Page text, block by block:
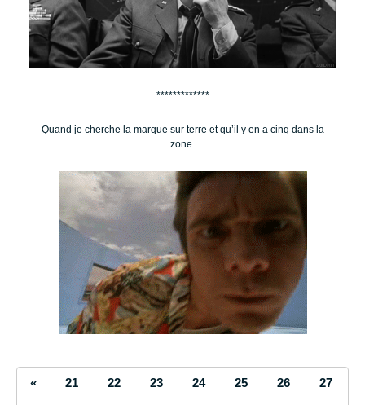
*************
Quand je cherche la marque sur terre et qu’il y en a cinq dans la
zone.
« 21 22 23 24 25 26 27